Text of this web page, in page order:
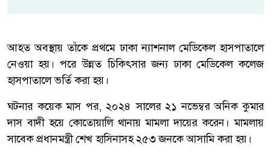
আহত অবস্থায় তাঁকে প্রথমে ঢাকা ন্যাশনাল মেডিকেল হাসপাতালে
নেওয়া হয়। পরে উন্নত চিকিৎসার জন্য ঢাকা মেডিকেল কলেজ
হাসপাতালে ভর্তি করা হয়।
ঘটনার কয়েক মাস পর, ২০২৪ সালের ২১ নভেম্বর অনিক কুমার
দাস বাদী হয়ে কোতোয়ালি থানায় মামলা দায়ের করেন। মামলায়
সাবেক প্রধানমন্ত্রী শেখ হাসিনাসহ ২৫৩ জনকে আসামি করা হয়।